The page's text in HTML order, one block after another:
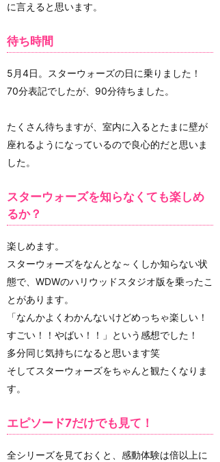
に言えると思います。
待ち時間
5月4日。スターウォーズの日に乗りました！
70分表記でしたが、90分待ちました。
たくさん待ちますが、室内に入るとたまに壁が
座れるようになっているので良心的だと思いま
した。
スターウォーズを知らなくても楽しめ
るか？
楽しめます。
スターウォーズをなんとな～くしか知らない状
態で、WDWのハリウッドスタジオ版を乗ったこ
とがあります。
「なんかよくわかんないけどめっちゃ楽しい！
すごい！！やばい！！」という感想でした！
多分同じ気持ちになると思います笑
そしてスターウォーズをちゃんと観たくなりま
す。
エピソード7だけでも見て！
全シリーズを見ておくと、感動体験は倍以上に